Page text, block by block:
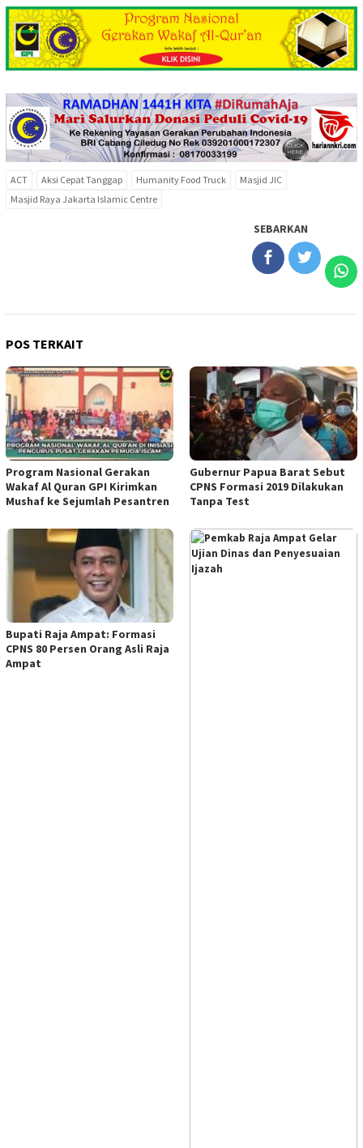
ACT Aksi Cepat Tanggap Humanity Food Truck
Masjid JIC
Masjid Raya Jakarta Islamic Centre
SEBARKAN
POS TERKAIT
Program Nasional Gerakan
Wakaf Al Quran GPI Kirimkan
Mushaf ke Sejumlah Pesantren
Gubernur Papua Barat Sebut
CPNS Formasi 2019 Dilakukan
Tanpa Test
Bupati Raja Ampat: Formasi
CPNS 80 Persen Orang Asli Raja
Ampat